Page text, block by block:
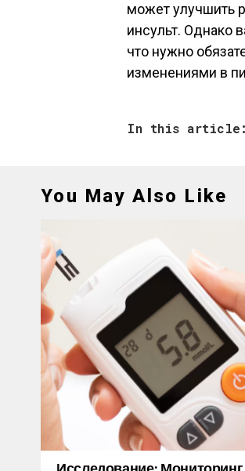
может улучшить
инсульт. Однако
что нужно
изменениями в
In this article:
You May Also Like